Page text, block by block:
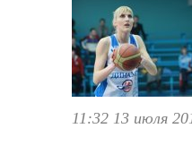
11:32 13 июля